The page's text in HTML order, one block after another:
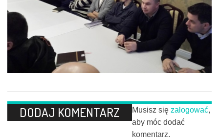
DODAJ KOMENTARZ Musisz się zalogować,
aby móc dodać
komentarz.